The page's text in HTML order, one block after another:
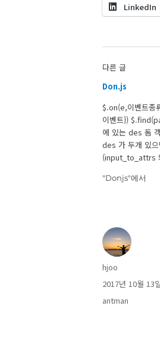
LinkedIn
다른 글
Don.js
$.on(e,이벤트종
이벤트})
에 있는 des 돔
des 가 두개 있으
(input_to_attrs
"Donjs"에서
글
쓴
hjoo
작
2017년 10월 13일
카
antman